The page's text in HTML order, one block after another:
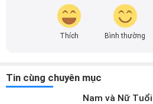
Thích Bình thường
Tin cùng chuyên mục
Nam và Nữ